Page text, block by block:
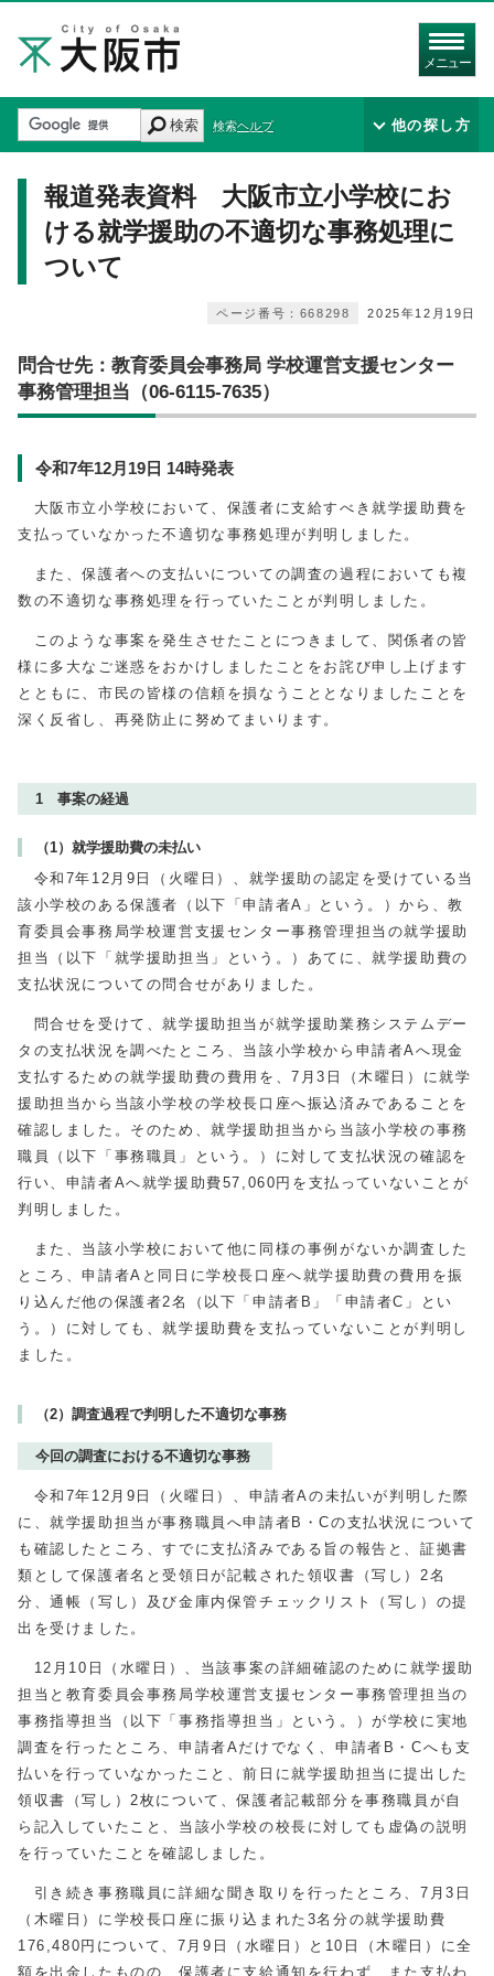
メニュー
検索 検索ヘルプ 他の探し方
報道発表資料 大阪市立小学校にお
ける就学援助の不適切な事務処理に
ついて
2025年12月19日
ページ番号：668298
問合せ先：教育委員会事務局 学校運営支援センター
事務管理担当（06-6115-7635）
令和7年12月19日 14時発表
大阪市立小学校において、保護者に支給すべき就学援助費を
支払っていなかった不適切な事務処理が判明しました。
また、保護者への支払いについての調査の過程においても複
数の不適切な事務処理を行っていたことが判明しました。
このような事案を発生させたことにつきまして、関係者の皆
様に多大なご迷惑をおかけしましたことをお詫び申し上げます
とともに、市民の皆様の信頼を損なうこととなりましたことを
深く反省し、再発防止に努めてまいります。
1 事案の経過
（1）就学援助費の未払い
令和7年 12 月 9 日（火曜日）、就学援助の認定を受けている当
該小学校のある保護者（以下「申請者A 」という。）から、教
育委員会事務局学校運営支援センター事務管理担当の就学援助
担当（以下「就学援助担当」という。）あてに、就学援助費の
支払状況についての問合せがありました。
問合せを受けて、就学援助担当が就学援助業務システムデー
タの支払状況を調べたところ、当該小学校から申請者Aへ現金
支払するための就学援助費の費用を、7月3 日（木曜日）に就学
援助担当から当該小学校の学校長口座へ振込済みであることを
確認しました。そのため、就学援助担当から当該小学校の事務
職員（以下「事務職員」という。）に対して支払状況の確認を
行い、申請者Aへ就学援助費57,060円を支払っていないことが
判明しました。
また、当該小学校において他に同様の事例がないか調査した
ところ、申請者A と同日に学校長口座へ就学援助費の費用を振
り込んだ他の保護者2名（以下「申請者 B 」「申請者C 」とい
う。）に対しても、就学援助費を支払っていないことが判明し
ました。
（2）調査過程で判明した不適切な事務
今回の調査における不適切な事務
令和7年 12 月9日（火曜日）、申請者Aの未払いが判明した際
に、就学援助担当が事務職員へ申請者 B ・Cの支払状況について
も確認したところ、すでに支払済みである旨の報告と、証拠書
類として保護者名と受領日が記載された領収書（写し）2名
分、通帳（写し）及び金庫内保管チェックリスト（写し）の提
出を受けました。
12 月 10 日（水曜日）、当該事案の詳細確認のために就学援助
担当と教育委員会事務局学校運営支援センター事務管理担当の
事務指導担当（以下「事務指導担当」という。）が学校に実地
調査を行ったところ、申請者Aだけでなく、申請者 B ・Cへも支
払いを行っていなかったこと、前日に就学援助担当に提出した
領収書（写し）2枚について、保護者記載部分を事務職員が自
ら記入していたこと、当該小学校の校長に対しても虚偽の説明
を行っていたことを確認しました。
引き続き事務職員に詳細な聞き取りを行ったところ、7 月3 日
（木曜日）に学校長口座に振り込まれた3名分の就学援助費
176,480 円について、 7 月9 日（水曜日）と 10 日（木曜日）に全
額を出金したものの、保護者に支給通知を行わず、また支払わ